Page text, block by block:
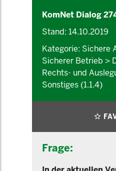
KomNet Dialog
Stand: 14.10.2019
Kategorie: Sichere
Sicherer Betrieb >
Rechts- und
Sonstiges (1.1.4)
Frage: